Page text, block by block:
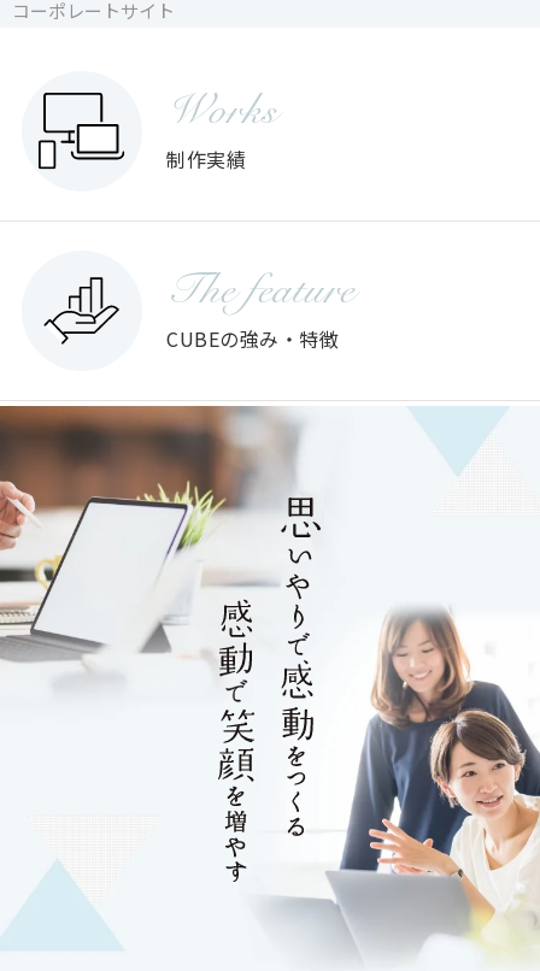
コーポレートサイト
コーポレートサイト
コーポレートサイト
Works
制作実績
The feature
CUBEの強み・特徴